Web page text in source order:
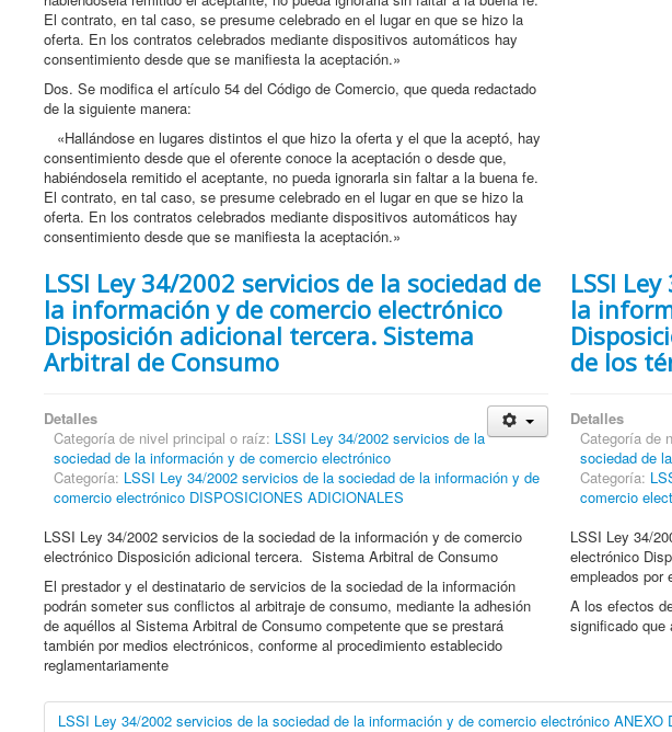
El contrato, en tal caso, se presume celebrado en el lugar en que se hizo la
oferta. En los contratos celebrados mediante dispositivos automáticos hay
consentimiento desde que se manifiesta la aceptación.»
Dos. Se modifica el artículo 54 del Código de Comercio, que queda redactado
de la siguiente manera:
«Hallándose en lugares distintos el que hizo la oferta y el que la aceptó, hay
consentimiento desde que el oferente conoce la aceptación o desde que,
habiéndosela remitido el aceptante, no pueda ignorarla sin faltar a la buena fe.
El contrato, en tal caso, se presume celebrado en el lugar en que se hizo la
oferta. En los contratos celebrados mediante dispositivos automáticos hay
consentimiento desde que se manifiesta la aceptación.»
LSSI Ley 34/2002 servicios de la sociedad de
la información y de comercio electrónico
Disposición adicional tercera. Sistema
Arbitral de Consumo
Detalles
Categoría de nivel principal o raíz: LSSI Ley 34/2002 servicios de la
sociedad de la información y de comercio electrónico
Categoría: LSSI Ley 34/2002 servicios de la sociedad de la información y de
comercio electrónico DISPOSICIONES ADICIONALES
LSSI Ley 34/2002 servicios de la sociedad de la información y de comercio
electrónico Disposición adicional tercera. Sistema Arbitral de Consumo
El prestador y el destinatario de servicios de la sociedad de la información
podrán someter sus conflictos al arbitraje de consumo, mediante la adhesión
de aquéllos al Sistema Arbitral de Consumo competente que se prestará
también por medios electrónicos, conforme al procedimiento establecido
reglamentariamente
LSSI
la
de los
Detalles
Categoría de
sociedad de
Categoría:
comercio
LSSI Ley 34/
electrónico
empleados por
A los efectos
significado
LSSI Ley 34/2002 servicios de la sociedad de la información y de comercio electrónico ANEXO